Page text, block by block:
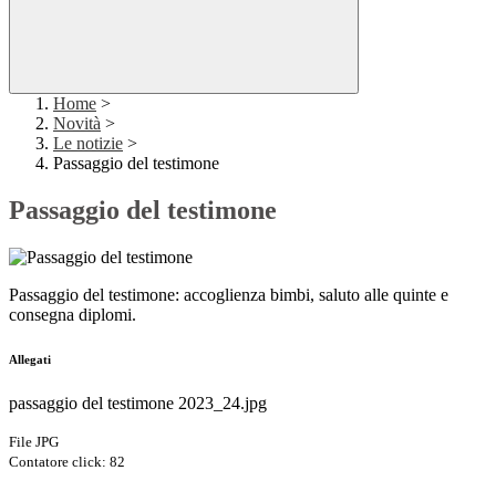
Home >
Novità >
Le notizie >
Passaggio del testimone
Passaggio del testimone
Passaggio del testimone: accoglienza bimbi, saluto alle quinte e
consegna diplomi.
Allegati
passaggio del testimone 2023_24.jpg
File JPG
Contatore click: 82